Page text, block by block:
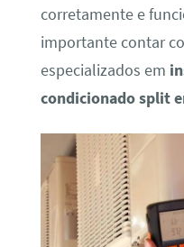
corretamente e
importante contar
especializados em
condicionado split